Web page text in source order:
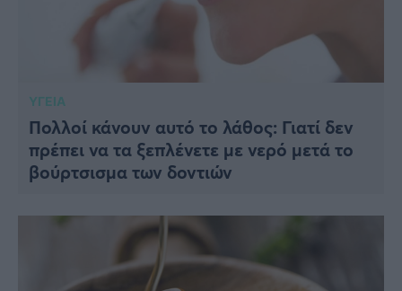
ΥΓΕΙΑ
Πολλοί κάνουν αυτό το λάθος: Γιατί δεν
πρέπει να τα ξεπλένετε με νερό μετά το
βούρτσισμα των δοντιών